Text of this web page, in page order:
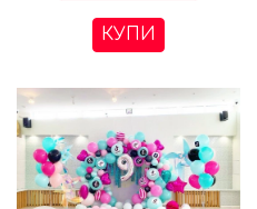
КУПИ